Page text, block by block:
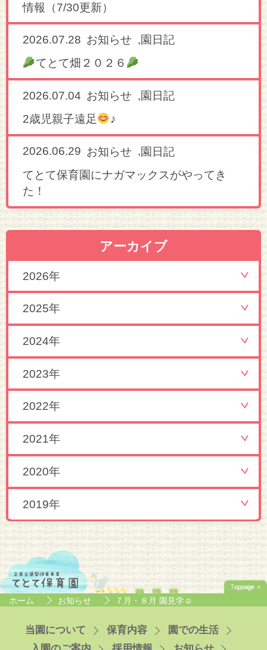
情報（7/30更新）
2026.07.28 お知らせ ,園日記
てとて畑２０２６
2026.07.04 お知らせ ,園日記
2歳児親子遠足
♪
2026.06.29 お知らせ ,園日記
てとて保育園にナガマックスがやってき
た！
アーカイブ
2026年
2025年
2024年
2023年
2022年
2021年
2020年
2019年
ホーム お知らせ ７月・８月 園見学☺
当園について 保育内容
園での生活